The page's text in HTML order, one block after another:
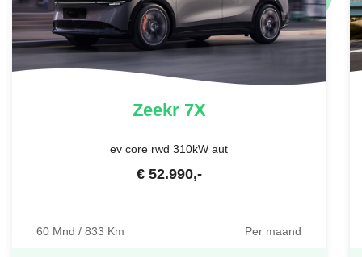
Zeekr7X
ev core rwd 310kW aut
€ 52.990,-
60 Mnd / 833 Km Per maand